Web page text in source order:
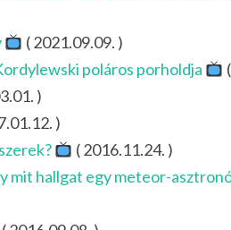
( 2021.09.09. )
poláros porholdja
)
)
( 2016.11.24. )
mit hallgat egy meteor-